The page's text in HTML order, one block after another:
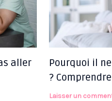
aller
Pourquoi il
?
Laisser un